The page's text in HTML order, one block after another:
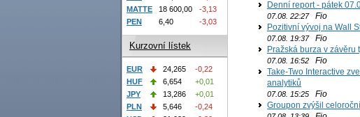
Denní report - pátek
07.08. 22:27Fio
Pozitivní vývoj na Wall
07.08. 19:37Fio
Pražská burza v závěru
07.08. 16:52 Fio
Take-Two Interactive
analytiků
07.08. 15:25 Fio
Groupon zvýšil
MATTE
18 600,00
-3,13
PEN
6,40 -3,03
Kurzovní lístek
EUR 24,265
-0,22
HUF
6,654
+0,01
JPY
13,286
+0,01
PLN
5,646
-0,24